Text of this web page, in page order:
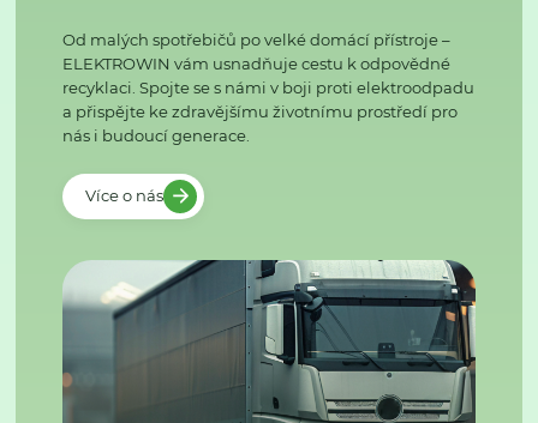
Od malých spotřebičů po velké domácí přístroje –
ELEKTROWIN vám usnadňuje cestu k odpovědné
recyklaci. Spojte se s námi v boji proti elektroodpadu
a přispějte ke zdravějšímu životnímu prostředí pro
nás i budoucí generace.
Více o nás